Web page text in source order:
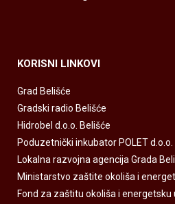
KORISNI LINKOVI
Grad Belišće
Gradski radio Belišće
Hidrobel d.o.o. Belišće
Poduzetnički inkubator POLET d.o.o.
Lokalna razvojna agencija Grada
Ministarstvo zaštite okoliša i
Fond za zaštitu okoliša i